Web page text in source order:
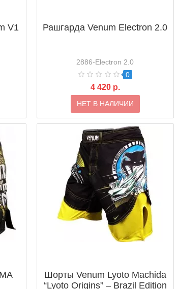
V1 Рашгарда Venum Electron 2.0
2886-Electron 2.0
0
4 420 р.
НЕТ В НАЛИЧИИ
Шорты Venum Lyoto Machida
“Lyoto Origins” – Brazil Edition